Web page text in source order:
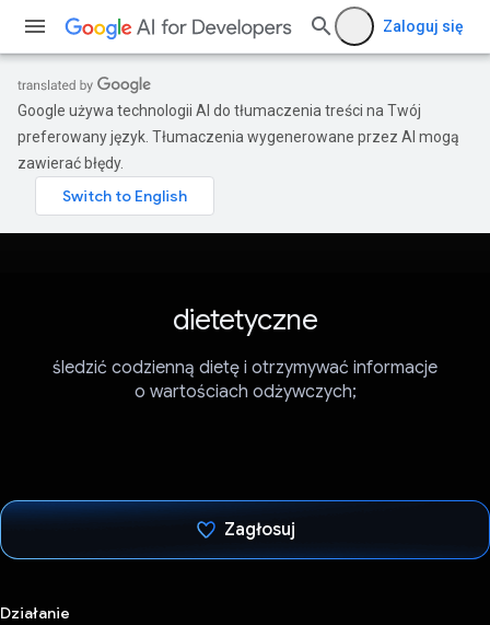
Zaloguj się
Google używa technologii AI do tłumaczenia treści na Twój
preferowany język. Tłumaczenia wygenerowane przez AI mogą
zawierać błędy.
dietetyczne
śledzić codzienną dietę i otrzymywać informacje
o wartościach odżywczych;
Zagłosuj
Działanie